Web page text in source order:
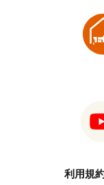
利用規